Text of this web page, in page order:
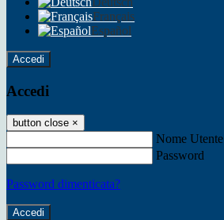
Français
Español
Accedi
Accedi
button close ×
Nome Utente
Password
Password dimenticata?